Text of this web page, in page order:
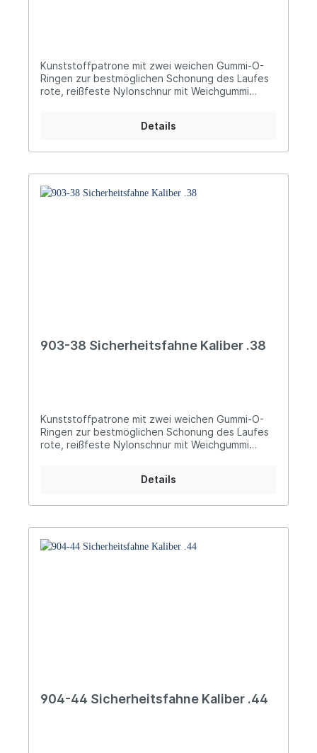
Kunststoffpatrone mit zwei weichen Gummi-O-
Ringen zur bestmöglichen Schonung des Laufes
rote, reißfeste Nylonschnur mit Weichgummi
weiche, signalrote Gummi-Tauchkappe für
Details
903-38 Sicherheitsfahne Kaliber .38
Kunststoffpatrone mit zwei weichen Gummi-O-
Ringen zur bestmöglichen Schonung des Laufes
rote, reißfeste Nylonschnur mit Weichgummi
weiche, signalrote Gummi-Tauchkappe für
Details
904-44 Sicherheitsfahne Kaliber .44